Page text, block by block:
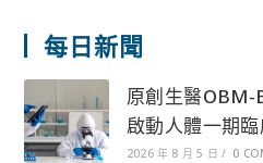
每日新聞
原創生醫
啟動人體一期
2026 年 8 月 5 日 / 0